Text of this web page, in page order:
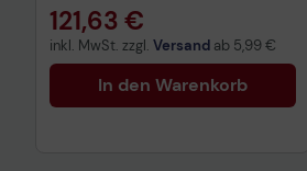
121,63 €
inkl. MwSt. zzgl. Versand ab 5,99 €
In den Warenkorb